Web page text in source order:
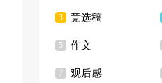
3 竞选稿
5 作文
7 观后感